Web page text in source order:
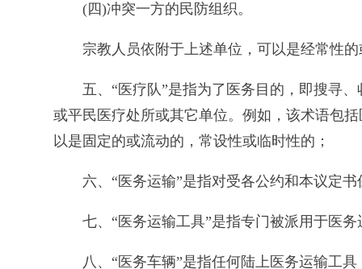
(四)冲突一方的民防组织。
宗教人员依附于上述单位，可以是经常性
五、“医疗队”是指为了医务目的，即搜寻
或平民医疗处所或其它单位。例如，该术语包
以是固定的或流动的，常设性或临时性的；
六、“医务运输”是指对受各公约和本议定
七、“医务运输工具”是指专门被派用于医
八、“医务车辆”是指任何陆上医务运输工具